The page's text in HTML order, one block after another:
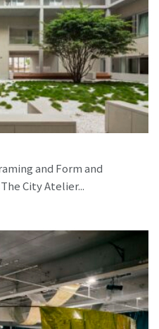
and Form and
City Atelier...